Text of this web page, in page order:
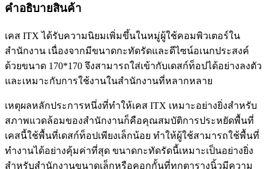
คำอธิบายสินค้า
เคส ITX ได้รับความนิยมเพิ่มขึ้นในหมู่ผู้ใช้คอมพิวเตอร์ใน
สำนักงาน เนื่องจากมีขนาดกะทัดรัดและดีไซน์อเนกประสงค์
ด้วยขนาด 170*170 จึงสามารถใส่เข้ากับเดสก์ท็อปได้อย่างลงตัว
และเหมาะกับการใช้งานในสำนักงานที่หลากหลาย
เหตุผลหลักประการหนึ่งที่ทำให้เคส ITX เหมาะอย่างยิ่งสำหรับ
สภาพแวดล้อมของสำนักงานก็คือคุณสมบัติการประหยัดพื้นที่
เคสนี้ใช้พื้นที่เดสก์ท็อปเพียงเล็กน้อย ทำให้ผู้ใช้สามารถใช้พื้นที่
ทำงานได้อย่างคุ้มค่าที่สุด ขนาดกะทัดรัดนี้เหมาะเป็นอย่างยิ่ง
สำหรับสำนักงานขนาดเล็กหรือคอกกั้นที่ทุกตารางนิ้วมีความ